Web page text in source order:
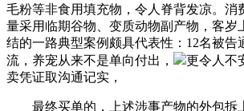
毛粉等非食用填充物，令人脊背发凉。消
量采用临期谷物、变质动物副产物，客岁
结的一路典型案例颇具代表性：12名被告
流，养宠从来不是单向付出，
更令人不
卖凭证取沟通记实，
最终买单的，上述涉事产物的外包拆